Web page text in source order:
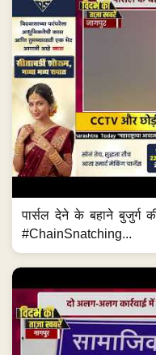
पार्सल देने के बहाने बुजुर्ग
#ChainSnatching...